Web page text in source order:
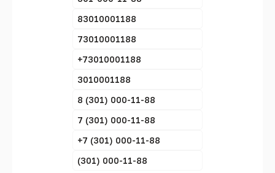
83010001188
73010001188
+73010001188
3010001188
8 (301) 000-11-88
7 (301) 000-11-88
+7 (301) 000-11-88
(301) 000-11-88